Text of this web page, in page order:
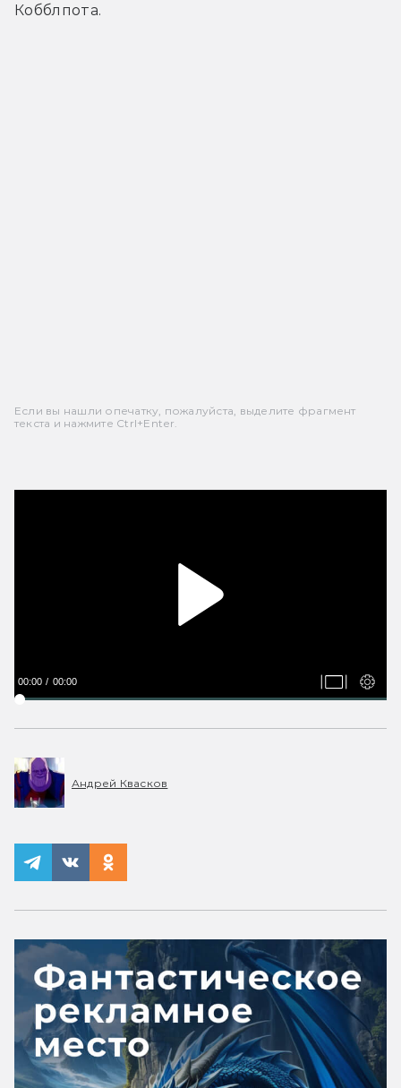
Кобблпота.
Если вы нашли опечатку, пожалуйста, выделите фрагмент
текста и нажмите Ctrl+Enter.
00:00 00:00
Андрей Квасков